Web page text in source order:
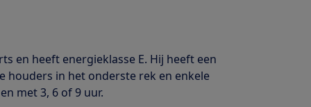
en heeft energieklasse E. Hij heeft een
houders in het onderste rek en enkele
met 3, 6 of 9 uur.